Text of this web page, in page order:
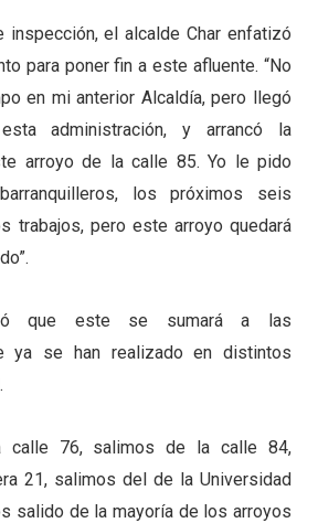
inspección, el alcalde Char enfatizó
para poner fin a este afluente. “No
en mi anterior Alcaldía, pero llegó
administración, y arrancó la
arroyo de la calle 85. Yo le pido
los próximos seis
trabajos, pero este arroyo quedará
que este se sumará a las
ya se han realizado en distintos
calle 76, salimos de la calle 84,
21, salimos del de la Universidad
salido de la mayoría de los arroyos